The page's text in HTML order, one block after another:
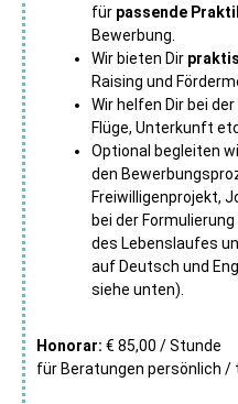
für passende
Bewerbung.
Wir bieten Dir
Raising und
Wir helfen Dir bei der
Flüge, Unterkunft
Optional begleiten
den
Freiwilligenprojekt,
bei der
des Lebenslaufes
auf Deutsch und
siehe unten).
Honorar: € 85,00 / Stunde
für Beratungen persönlich /